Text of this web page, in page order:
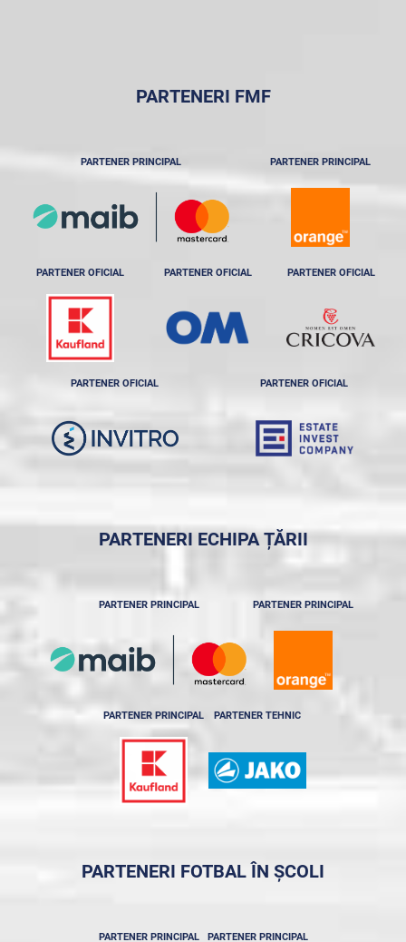
PARTENERI FMF
PARTENER PRINCIPAL PARTENER PRINCIPAL
PARTENER OFICIAL PARTENER OFICIAL PARTENER OFICIAL
PARTENER OFICIAL PARTENER OFICIAL
PARTENERI ECHIPA ȚĂRII
PARTENER PRINCIPAL PARTENER PRINCIPAL
PARTENER PRINCIPAL PARTENER TEHNIC
PARTENERI FOTBAL ÎN ȘCOLI
PARTENER PRINCIPAL PARTENER PRINCIPAL